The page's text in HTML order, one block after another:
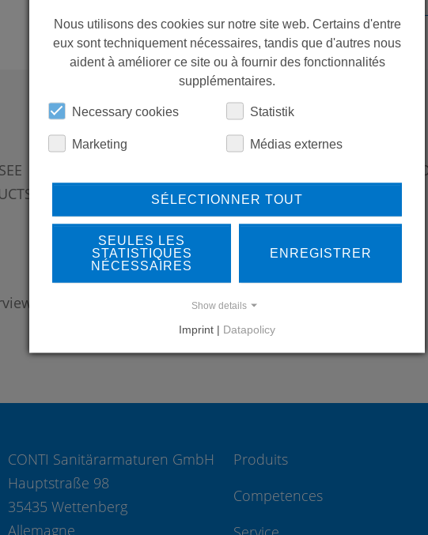
OUR REFERENCES
REFERENCES
DO
CONTI Sanitärarmaturen GmbH
Hauptstraße 98
35435 Wettenberg
Allemagne
Produits
Competences
Nous utilisons des cookies sur notre site web. Certains d'entre
eux sont techniquement nécessaires, tandis que d'autres nous
aident à améliorer ce site ou à fournir des fonctionnalités
supplémentaires.
Necessary cookies Statistik
Marketing Médias externes
SÉLECTIONNER TOUT
SEULES LES
STATISTIQUES
NÉCESSAIRES
ENREGISTRER
Show details
Imprint | Datapolicy